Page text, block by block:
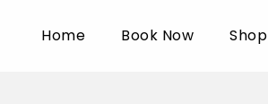
Home Book Now Shop